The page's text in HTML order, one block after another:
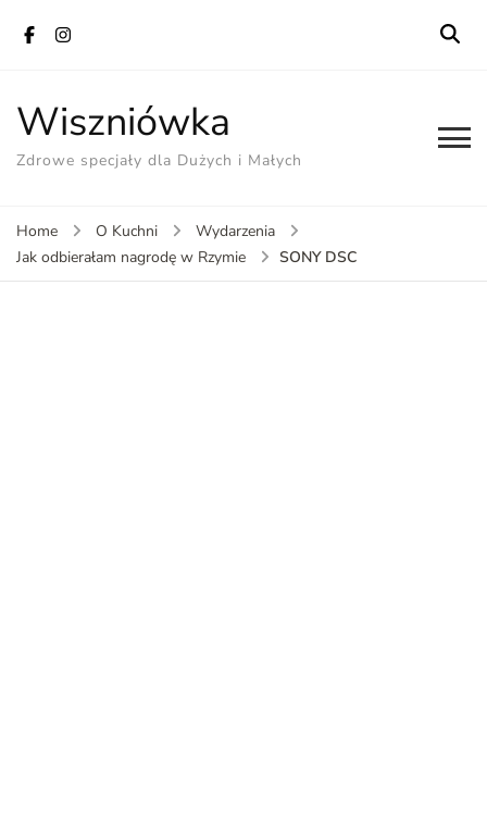
Wiszniówka
Zdrowe specjały dla Dużych i Małych
Home O Kuchni
Wydarzenia
Jak odbierałam nagrodę w Rzymie
SONY DSC